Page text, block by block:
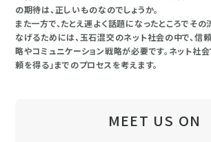
の期待は、正しいものなのでしょうか。
また一方で、たとえ運よく話題になったところでそ
なげるためには、玉石混交のネット社会の中で、信
略やコミュニケーション戦略が必要です。ネット社会
頼を得る」までのプロセスを考えます。
MEET US ON